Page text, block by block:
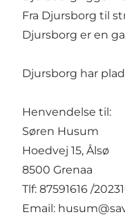
Fra Djursborg til
Djursborg er en
Djursborg har
Henvendelse til:
Søren Husum
Hoedvej 15, Ålsø
8500 Grenaa
Tlf: 87591616 /
Email: